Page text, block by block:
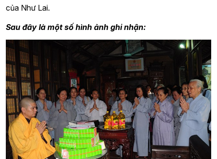
của Như Lai.
Sau đây là một số hình ảnh ghi nhận: